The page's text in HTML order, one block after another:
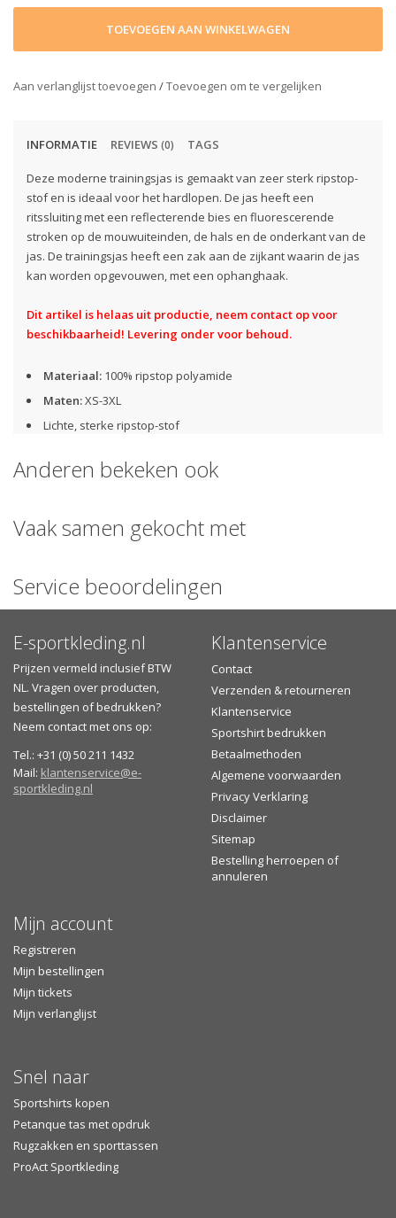
TOEVOEGEN AAN WINKELWAGEN
Aan verlanglijst toevoegen /Toevoegen om te vergelijken
INFORMATIE REVIEWS (0) TAGS
Deze moderne trainingsjas is gemaakt van zeer sterk ripstop-
stof en is ideaal voor het hardlopen. De jas heeft een
ritssluiting met een reflecterende bies en fluorescerende
stroken op de mouwuiteinden, de hals en de onderkant van de
jas. De trainingsjas heeft een zak aan de zijkant waarin de jas
kan worden opgevouwen, met een ophanghaak.
Dit artikel is helaas uit productie, neem contact op voor
beschikbaarheid! Levering onder voor behoud.
Materiaal: 100% ripstop polyamide
Maten:XS-3XL
Lichte, sterke ripstop-stof
Fluorescerende bies op de hals, mouwuiteinden en
Ritssluiting met reflecterende strook
Ritszak aan de zijkant om de jas in op te bergen, met
naar België
Zelf het aflevermoment bepalen (na verzending) en het
bezorgtijdvak inzien
Afhalen is mogelijk bij een GLS PakketShop (na verzending)
of in onze showroom
Anderen bekeken ook
Vaak samen gekocht met
Service beoordelingen
E-sportkleding.nl
Prijzen vermeld inclusief BTW
NL. Vragen over producten,
bestellingen of bedrukken?
Neem contact met ons op:
Tel.: +31 (0) 50 211 1432
Mail: klantenservice@e-
sportkleding.nl
Klantenservice
Contact
Verzenden & retourneren
Klantenservice
Sportshirt bedrukken
Betaalmethoden
Algemene voorwaarden
Privacy Verklaring
Disclaimer
Sitemap
Bestelling herroepen of
annuleren
Mijn account
Registreren
Mijn bestellingen
Mijn tickets
Mijn verlanglijst
Snel naar
Sportshirts kopen
Petanque tas met opdruk
Rugzakken en sporttassen
ProAct Sportkleding